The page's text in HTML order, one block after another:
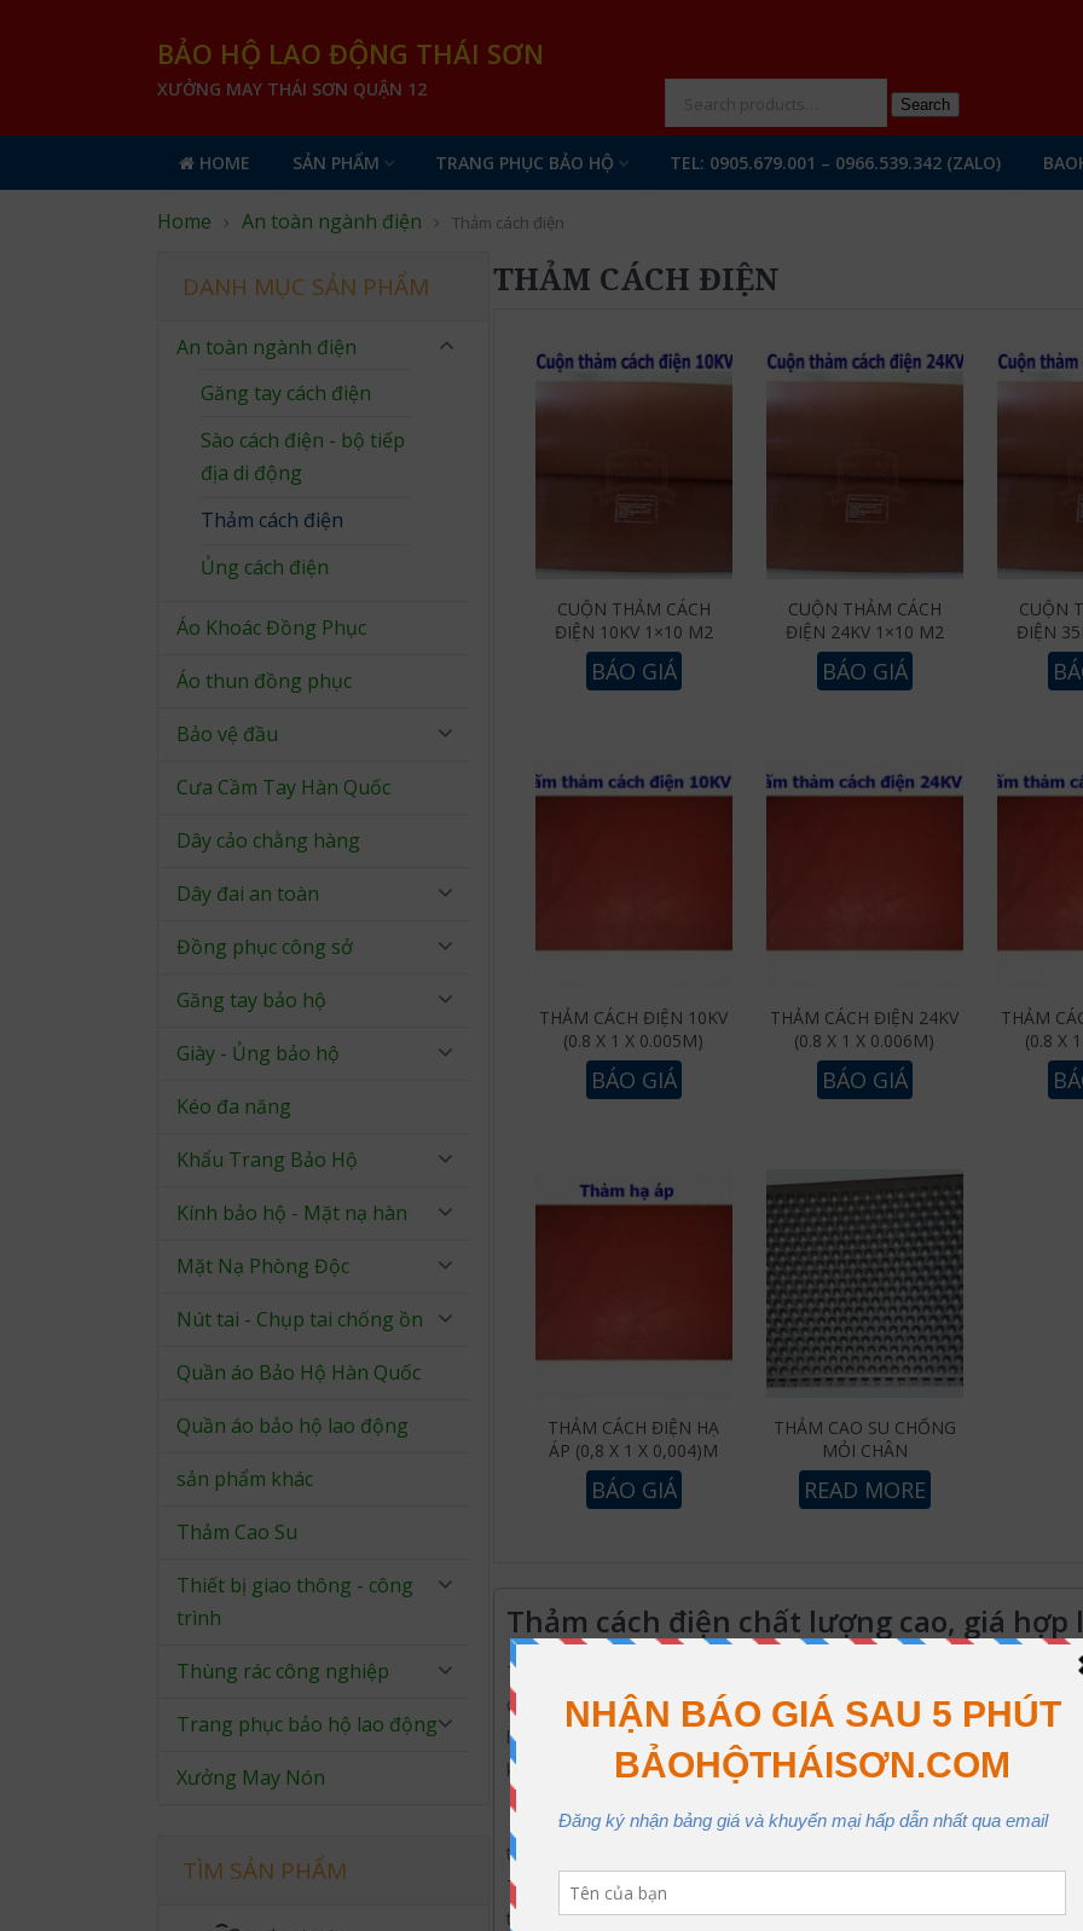
BẢO HỘ LAO ĐỘNG THÁI SƠN
XƯỞNG MAY THÁI SƠN QUẬN 12
Search
HOME SẢN PHẨM TRANG PHỤC BẢO HỘ TEL: 0905.679.001 – 0966.539.342 (ZALO)
Home An toàn ngành điện Thảm cách điện
THẢM CÁCH ĐIỆN
CUỘN THẢM CÁCH
ĐIỆN 10KV 1×10 M2
BÁO GIÁ
CUỘN THẢM CÁCH
ĐIỆN 24KV 1×10 M2
BÁO GIÁ
CUỘN
ĐIỆN
THẢM CÁCH ĐIỆN 10KV
(0.8 X 1 X 0.005M)
BÁO GIÁ
THẢM CÁCH ĐIỆN 24KV
(0.8 X 1 X 0.006M)
BÁO GIÁ
THẢM
(0.8 X
THẢM CÁCH ĐIỆN HẠ
ÁP (0,8 X 1 X 0,004)M
BÁO GIÁ
THẢM CAO SU CHỐNG
MỎI CHÂN
READ MORE
Thảm cách điện chất lượng cao, giá hợp
Trên những mặt sàn thường có khả năng rò điện cao. Con người làm
do bị điện giật. Chính vì thế cần phải có những biện pháp ngăn ngừa,
làm từ chất liệu cao su thiên nhiên. Bề mặt thường có nhiều gân nổi để
kiểm tra gồm nhiều cấp (3 – 35 KV).
Thảm cách điệnthường được sử dụng trong những môi trường có độ
trong khi làm việc.
Thảm được sản xuất trong điều kiện kiểm soát nghiêm ngặt. Luôn đảm
trường để đảm bảo độ an toàn cao nhất cho người sử dụng.
DANH MỤC SẢN PHẨM
An toàn ngành điện
Găng tay cách điện
Sào cách điện - bộ tiếp
địa di động
Thảm cách điện
Ủng cách điện
Áo Khoác Đồng Phục
Áo thun đồng phục
Bảo vệ đầu
Cưa Cầm Tay Hàn Quốc
Dây cảo chằng hàng
Dây đai an toàn
Đồng phục công sở
Găng tay bảo hộ
Giày - Ủng bảo hộ
Kéo đa năng
Khẩu Trang Bảo Hộ
Kính bảo hộ - Mặt nạ hàn
Mặt Nạ Phòng Độc
Nút tai - Chụp tai chống ồn
Quần áo Bảo Hộ Hàn Quốc
Quần áo bảo hộ lao động
sản phẩm khác
Thảm Cao Su
Thiết bị giao thông - công
trình
Thùng rác công nghiệp
Trang phục bảo hộ lao động
Xưởng May Nón
TÌM SẢN PHẨM